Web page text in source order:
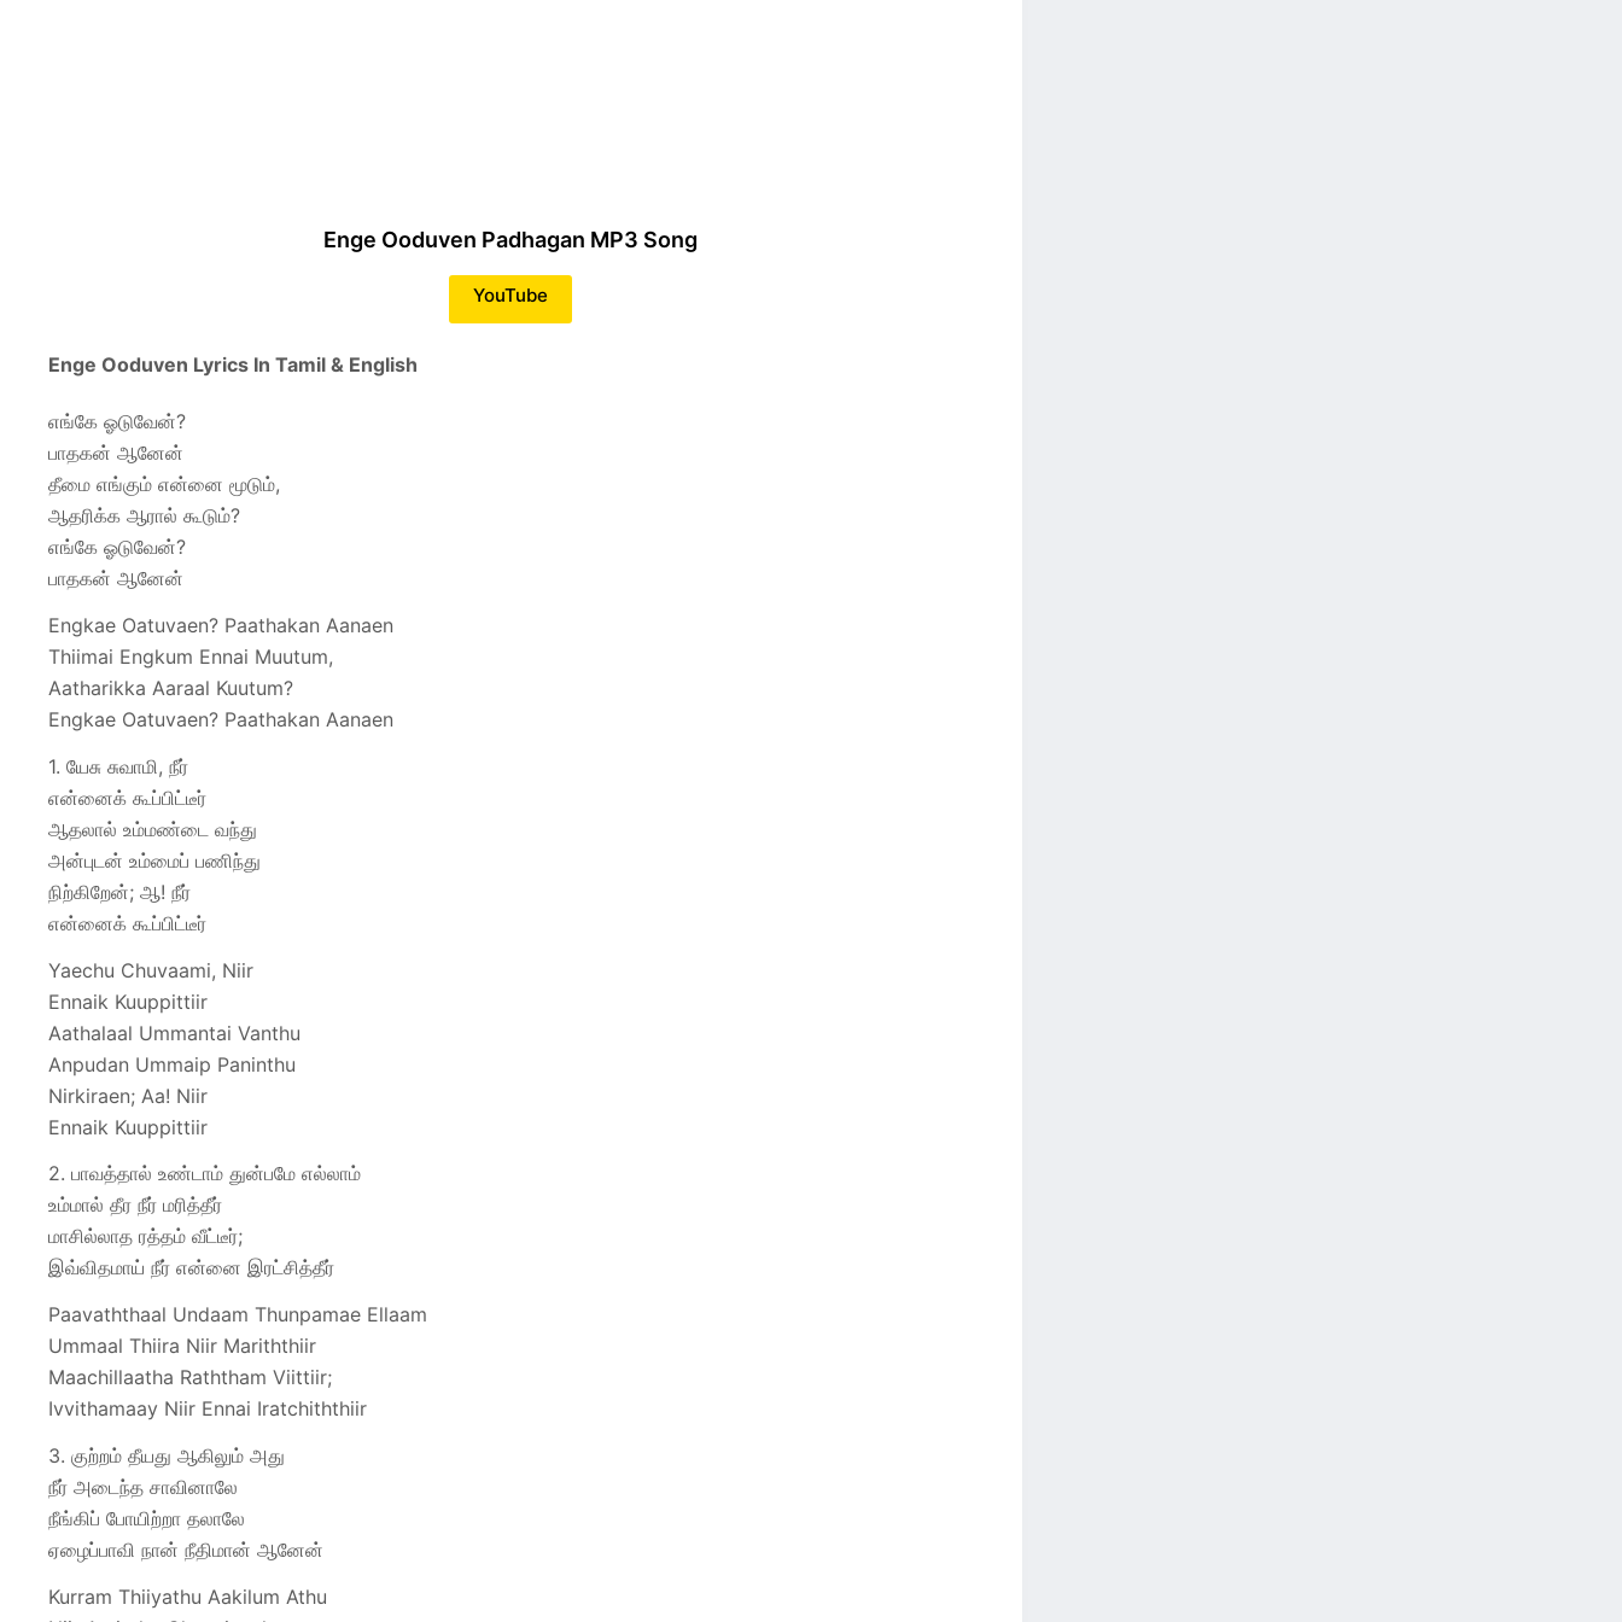
Enge Ooduven Padhagan MP3 Song
YouTube
Enge Ooduven Lyrics In Tamil & English
எங்கே ஓடுவேன்?
பாதகன் ஆனேன்
தீமை எங்கும் என்னை மூடும்,
ஆதரிக்க ஆரால் கூடும்?
எங்கே ஓடுவேன்?
பாதகன் ஆனேன்
Engkae Oatuvaen? Paathakan Aanaen
Thiimai Engkum Ennai Muutum,
Aatharikka Aaraal Kuutum?
Engkae Oatuvaen? Paathakan Aanaen
1. யேசு சுவாமி, நீர்
என்னைக் கூப்பிட்டீர்
ஆதலால் உம்மண்டை வந்து
அன்புடன் உம்மைப் பணிந்து
நிற்கிறேன்; ஆ! நீர்
என்னைக் கூப்பிட்டீர்
Yaechu Chuvaami, Niir
Ennaik Kuuppittiir
Aathalaal Ummantai Vanthu
Anpudan Ummaip Paninthu
Nirkiraen; Aa! Niir
Ennaik Kuuppittiir
2. பாவத்தால் உண்டாம் துன்பமே எல்லாம்
உம்மால் தீர நீர் மரித்தீர்
மாசில்லாத ரத்தம் வீட்டீர்;
இவ்விதமாய் நீர் என்னை இரட்சித்தீர்
Paavaththaal Undaam Thunpamae Ellaam
Ummaal Thiira Niir Mariththiir
Maachillaatha Raththam Viittiir;
Ivvithamaay Niir Ennai Iratchiththiir
3. குற்றம் தீயது ஆகிலும் அது
நீர் அடைந்த சாவினாலே
நீங்கிப் போயிற்றா தலாலே
ஏழைப்பாவி நான் நீதிமான் ஆனேன்
Kurram Thiiyathu Aakilum Athu